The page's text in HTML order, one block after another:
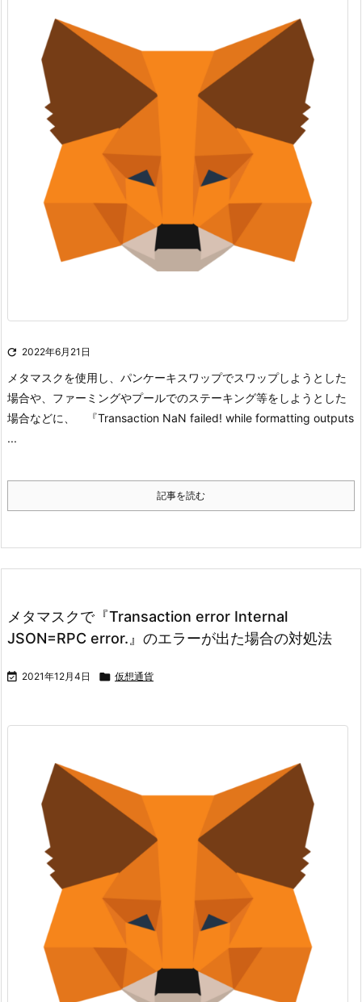
 2022年6月21日
メタマスクを使用し、パンケーキスワップでスワップしようとした
場合や、ファーミングやプールでのステーキング等をしようとした
場合などに、 『Transaction NaN failed! while formatting outputs
...
記事を読む
メタマスクで『Transaction error Internal
JSON=RPC error.』のエラーが出た場合の対処法
 2021年12月4日  仮想通貨